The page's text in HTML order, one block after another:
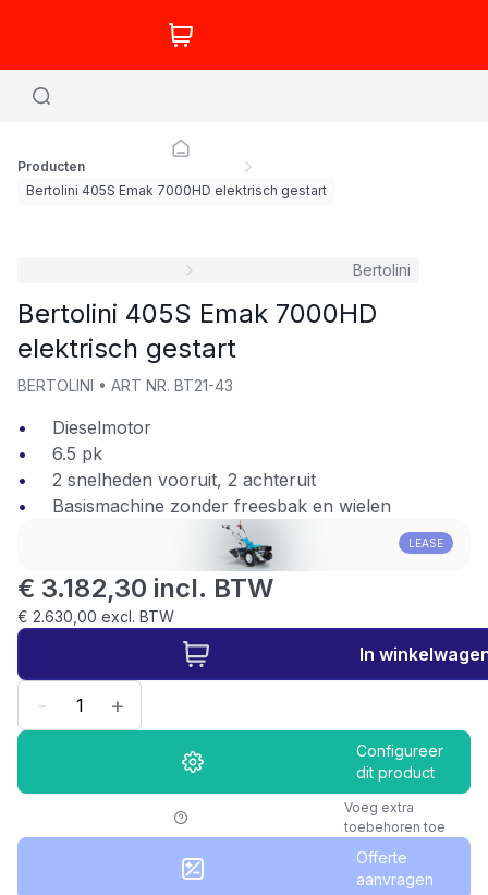
Producten
Bertolini 405S Emak 7000HD elektrisch gestart
LEASE
Bertolini
Bertolini 405S Emak 7000HD
elektrisch gestart
BERTOLINI • ART NR. BT21-43
Dieselmotor
6.5 pk
2 snelheden vooruit, 2 achteruit
Basismachine zonder freesbak en wielen
€ 3.182,30 incl. BTW
€ 2.630,00 excl. BTW
In
- +
Configureer
dit product
Voeg extra
toebehoren toe
Offerte
aanvragen